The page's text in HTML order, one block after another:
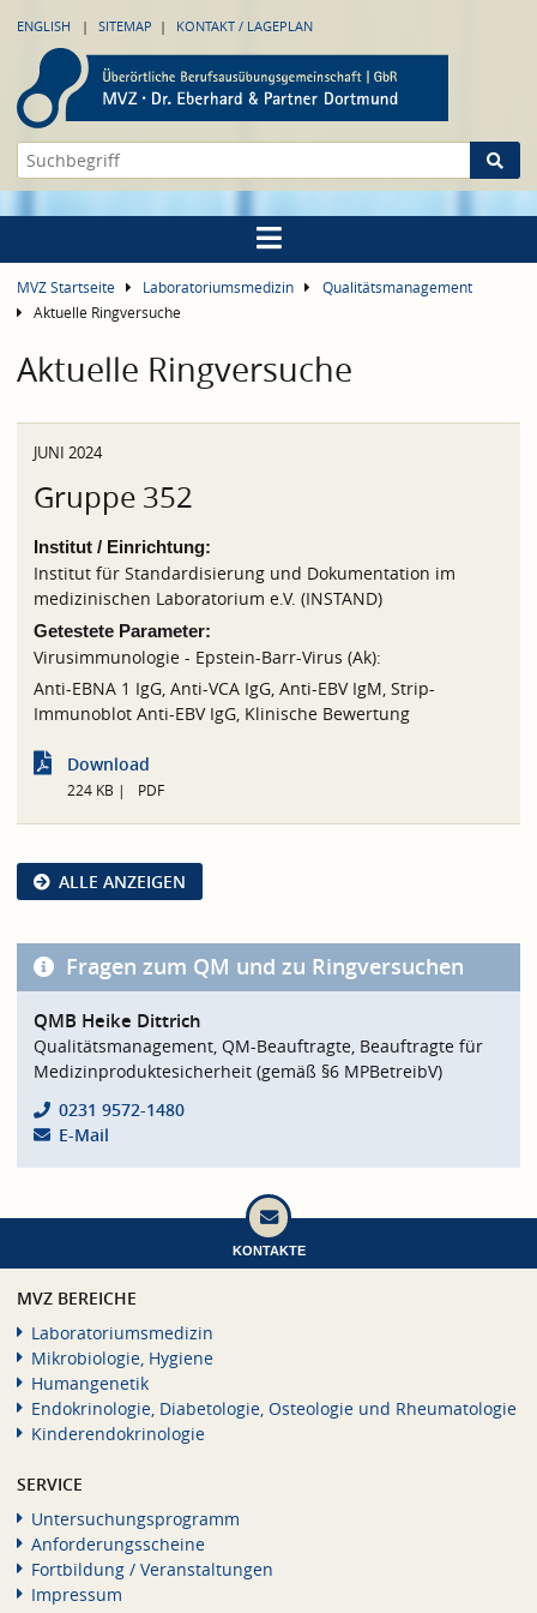
ENGLISH SITEMAP KONTAKT / LAGEPLAN
MVZ Startseite Laboratoriumsmedizin
Qualitätsmanagement
Aktuelle Ringversuche
Aktuelle Ringversuche
JUNI 2024
Gruppe 352
Institut / Einrichtung:
Institut für Standardisierung und Dokumentation im
medizinischen Laboratorium e.V. (INSTAND)
Getestete Parameter:
Virusimmunologie - Epstein-Barr-Virus (Ak):
Anti-EBNA 1 IgG, Anti-VCA IgG, Anti-EBV IgM, Strip-
Immunoblot Anti-EBV IgG, Klinische Bewertung
Download
224 KB PDF
ALLE ANZEIGEN
Fragen zum QM und zu Ringversuchen
QMB Heike Dittrich
Qualitätsmanagement, QM-Beauftragte, Beauftragte für
Medizinproduktesicherheit (gemäß §6 MPBetreibV)
0231 9572-1480
E-Mail
KONTAKTE
MVZ BEREICHE
Laboratoriumsmedizin
Mikrobiologie, Hygiene
Humangenetik
Endokrinologie, Diabetologie, Osteologie und Rheumatologie
Kinderendokrinologie
SERVICE
Untersuchungsprogramm
Anforderungsscheine
Fortbildung / Veranstaltungen
Impressum